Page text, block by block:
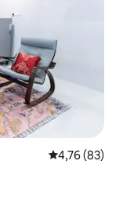
Classificação
4,76 (83)